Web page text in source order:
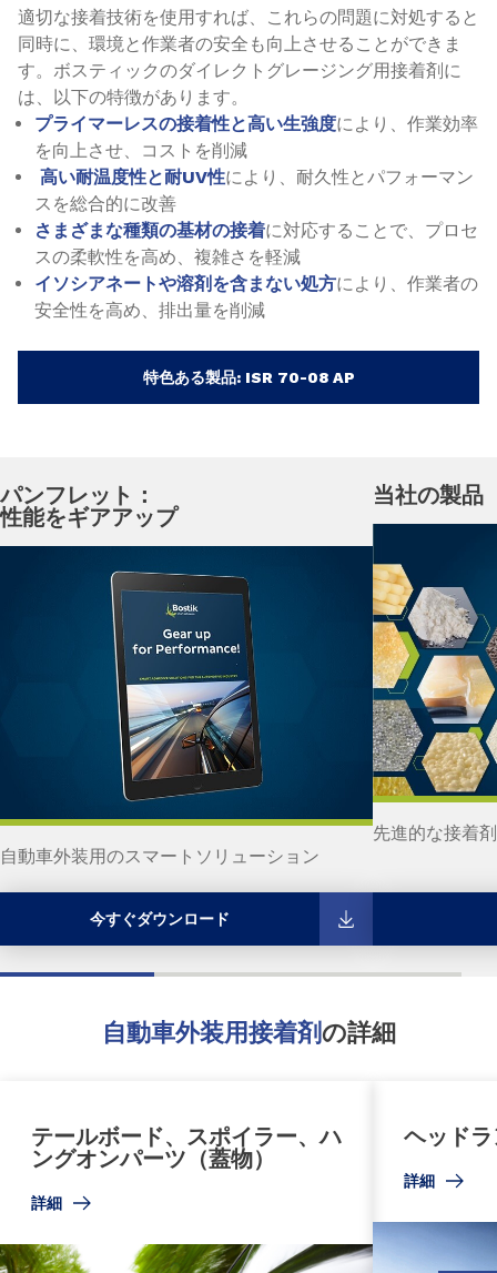
適切な接着技術を使用すれば、これらの問題に対処すると
同時に、環境と作業者の安全も向上させることができま
す。ボスティックのダイレクトグレージング用接着剤に
は、以下の特徴があります。
プライマーレスの接着性と高い生強度により、作業効率
を向上させ、コストを削減
高い耐温度性と耐UV性により、耐久性とパフォーマン
スを総合的に改善
さまざまな種類の基材の接着に対応することで、プロセ
スの柔軟性を高め、複雑さを軽減
イソシアネートや溶剤を含まない処方により、作業者の
安全性を高め、排出量を削減
特色ある製品: ISR 70-08 AP
パンフレット：
性能をギアアップ
自動車外装用のスマートソリューション
今すぐダウンロード
当社の製品
先進的な接着
自動車外装用接着剤 の詳細
テールボード、スポイラー、ハ
ングオンパーツ（蓋物）
詳細
ヘッド
詳細